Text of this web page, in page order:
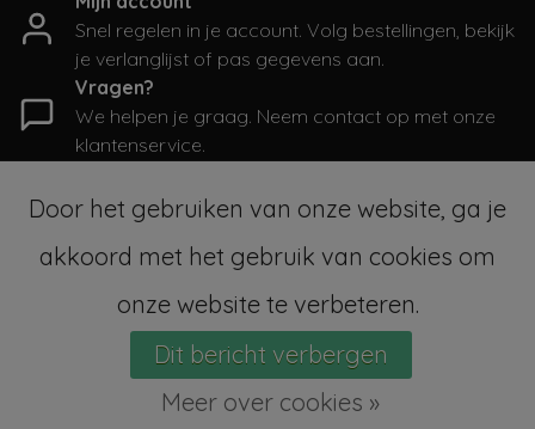
Snel regelen in je account. Volg bestellingen, bekijk
je verlanglijst of pas gegevens aan.
Vragen?
We helpen je graag. Neem contact op met onze
klantenservice.
Informatie
Categorieën
© Copyright 2026 - SampleSale4Kids | RealisatieInStijl Media
Algemene voorwaarden|RSS Feed
Door het gebruiken van onze website, ga je
akkoord met het gebruik van cookies om
onze website te verbeteren.
Dit bericht verbergen
Meer over cookies »